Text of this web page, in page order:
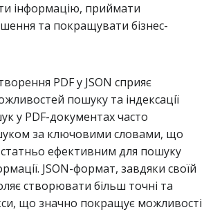
інформацію, приймати
та покращувати бізнес-
PDF у JSON сприяє
пошуку та індексації
у PDF-документах часто
за ключовими словами, що
ефективним для пошуку
JSON-формат, завдяки своїй
створювати більш точні та
що значно покращує можливості